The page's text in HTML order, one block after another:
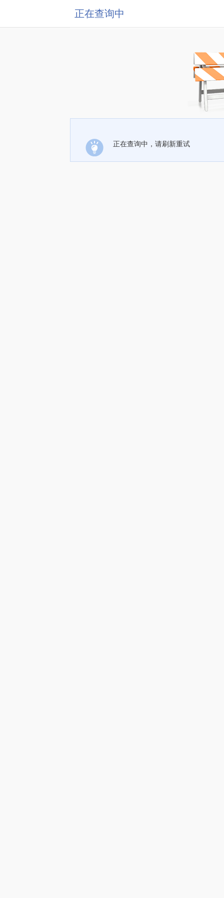
正在查询中
正在查询中，请刷新重试